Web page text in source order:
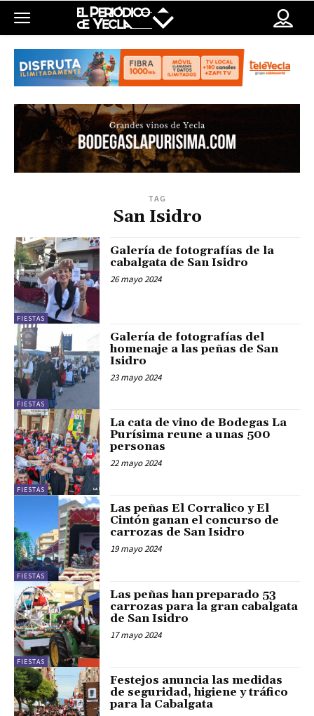
TAG
San Isidro
FIESTAS
Galería de fotografías de la
cabalgata de San Isidro
26 mayo 2024
FIESTAS
Galería de fotografías del
homenaje a las peñas de San
Isidro
23 mayo 2024
FIESTAS
La cata de vino de Bodegas La
Purísima reune a unas 500
personas
22 mayo 2024
FIESTAS
Las peñas El Corralico y El
Cintón ganan el concurso de
carrozas de San Isidro
19 mayo 2024
FIESTAS
Las peñas han preparado 53
carrozas para la gran cabalgata
de San Isidro
17 mayo 2024
Festejos anuncia las medidas
de seguridad, higiene y tráfico
para la Cabalgata